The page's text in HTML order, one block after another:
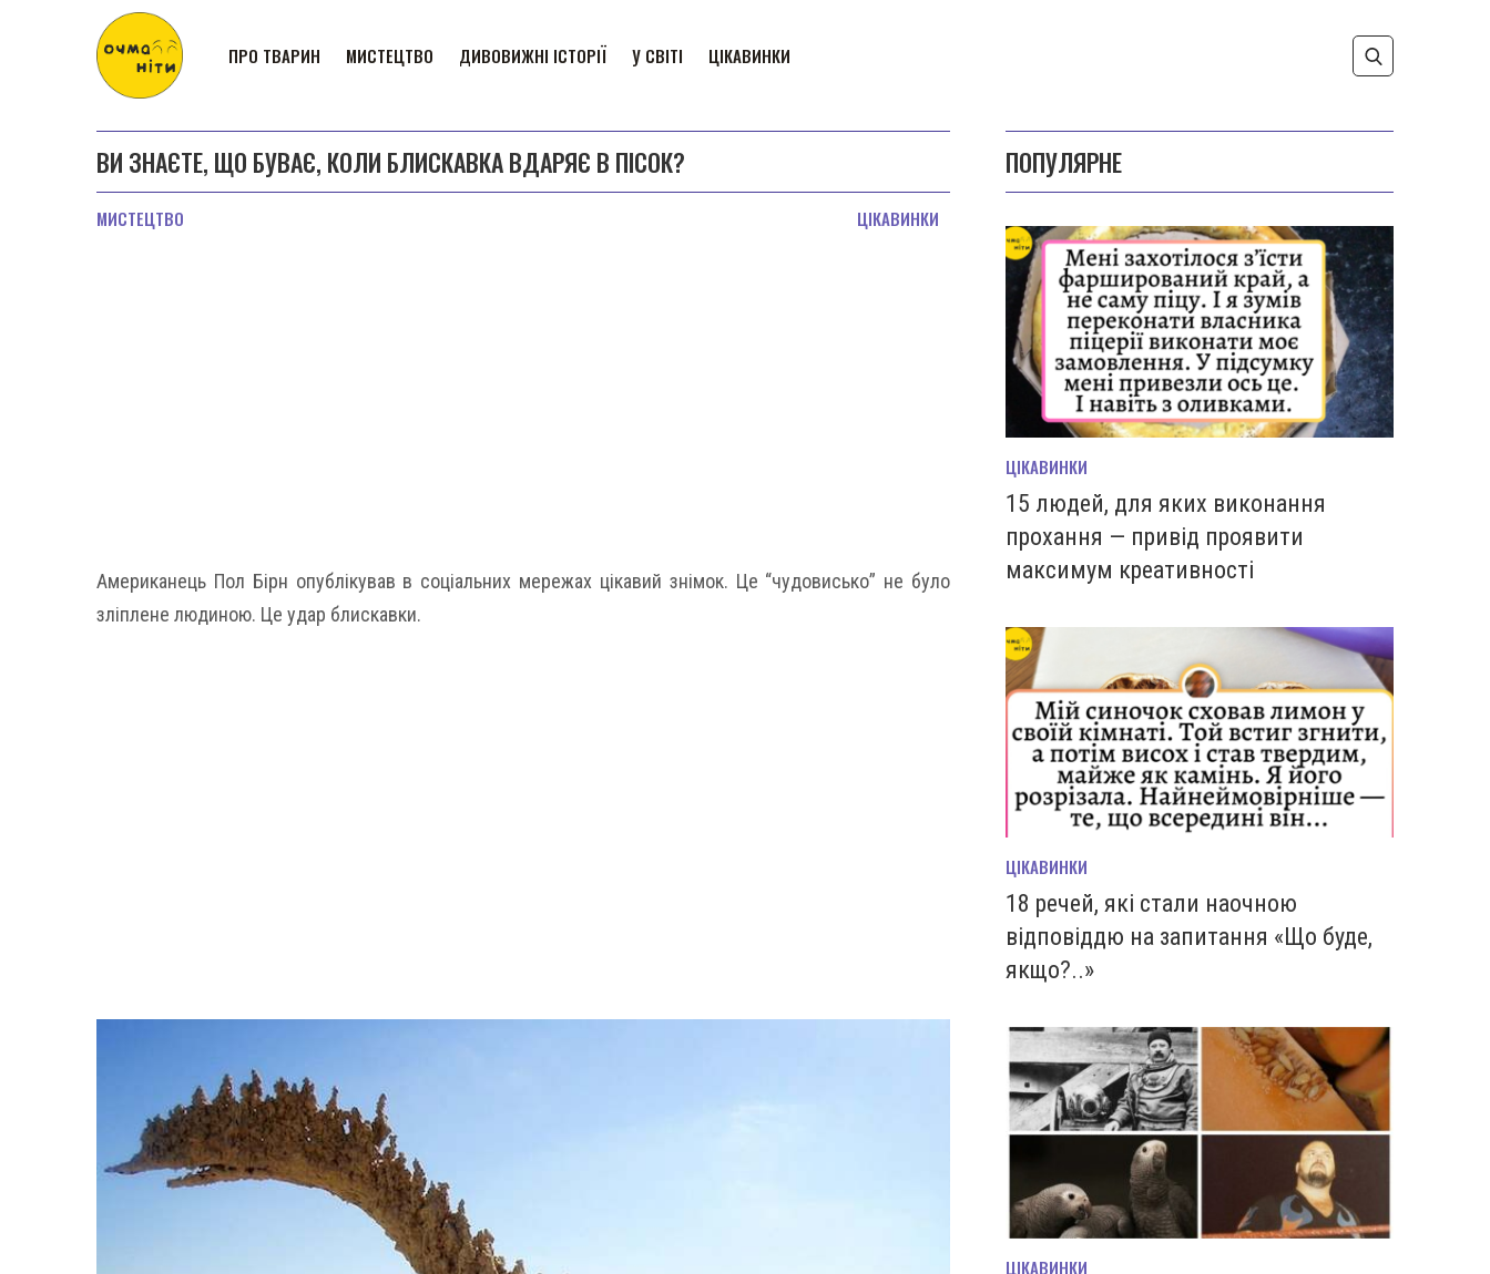
ПРО ТВАРИН МИСТЕЦТВО ДИВОВИЖНІ ІСТОРІЇ У СВІТІ ЦІКАВИНКИ
ВИ ЗНАЄТЕ, ЩО БУВАЄ, КОЛИ БЛИСКАВКА ВДАРЯЄ В ПІСОК?
МИСТЕЦТВО ЦІКАВИНКИ
Американець Пол Бірн опублікував в соціальних мережах цікавий знімок. Це “чудовисько” не було
зліплене людиною. Це удар блискавки.
ПОПУЛЯРНЕ
ЦІКАВИНКИ
15 людей, для яких виконання
прохання — привід проявити
максимум креативності
ЦІКАВИНКИ
18 речей, які стали наочною
відповіддю на запитання «Що буде,
якщо?..»
ЦІКАВИНКИ